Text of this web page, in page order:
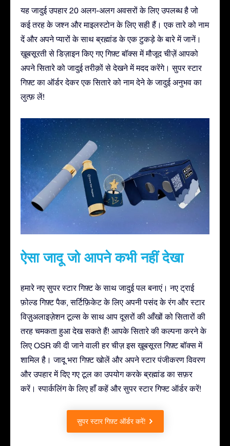
यह जादुई उपहार 20 अलग-अलग अवसरों के लिए उपलब्ध है जो
कई तरह के जश्न और माइलस्टोन के लिए सही हैं। एक तारे को नाम
दें और अपने प्यारों के साथ ब्रह्मांड के एक टुकड़े के बारे में जानें।
ख़ूबसूरती से डिज़ाइन किए गए गिफ़्ट बॉक्स में मौजूद चीज़ें आपको
अपने सितारे को जादुई तरीक़ों से देखने में मदद करेंगे। सुपर स्टार
गिफ़्ट का ऑर्डर देकर एक सितारे को नाम देने के जादुई अनुभव का
लुत्फ़ लें!
ऐसा जादू जो आपने कभी नहीं देखा
हमारे नए सुपर स्टार गिफ़्ट के साथ जादुई पल बनाएं। नए ट्राई
फ़ोल्ड गिफ़्ट पैक, सर्टिफ़िकेट के लिए अपनी पसंद के रंग और स्टार
विज़ुअलाइज़ेशन टूल्स के साथ आप दूसरों की आँखों को सितारों की
तरह चमकता हुआ देख सकते हैं! आपके सितारे की कल्पना करने के
लिए OSR की दी जाने वाली हर चीज़ इस ख़ूबसूरत गिफ़्ट बॉक्स में
शामिल है। जादू भरा गिफ़्ट खोलें और अपने स्टार पंजीकरण विवरण
और उपहार में दिए गए टूल का उपयोग करके ब्रह्मांड का सफ़र
करें। स्पार्कलिंग के लिए हाँ कहें और सुपर स्टार गिफ्ट ऑर्डर करें!
सुपर स्टार गिफ़्ट ऑर्डर करें!